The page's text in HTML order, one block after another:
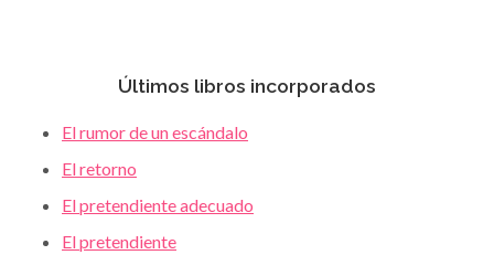
Últimos libros incorporados
El rumor de un escándalo
El retorno
El pretendiente adecuado
El pretendiente